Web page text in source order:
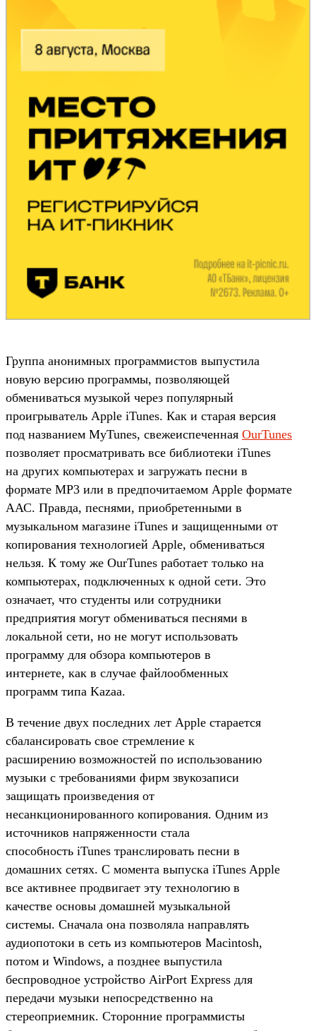
Группа анонимных программистов выпустила
новую версию программы, позволяющей
обмениваться музыкой через популярный
проигрыватель Apple iTunes. Как и старая версия
под названием MyTunes, свежеиспеченная OurTunes
позволяет просматривать все библиотеки iTunes
на других компьютерах и загружать песни в
формате МР3 или в предпочитаемом Apple формате
ААС. Правда, песнями, приобретенными в
музыкальном магазине iTunes и защищенными от
копирования технологией Apple, обмениваться
нельзя. К тому же OurTunes работает только на
компьютерах, подключенных к одной сети. Это
означает, что студенты или сотрудники
предприятия могут обмениваться песнями в
локальной сети, но не могут использовать
программу для обзора компьютеров в
интернете, как в случае файлообменных
программ типа Kazaa.
В течение двух последних лет Apple старается
сбалансировать свое стремление к
расширению возможностей по использованию
музыки с требованиями фирм звукозаписи
защищать произведения от
несанкционированного копирования. Одним из
источников напряженности стала
способность iTunes транслировать песни в
домашних сетях. С момента выпуска iTunes Apple
все активнее продвигает эту технологию в
качестве основы домашней музыкальной
системы. Сначала она позволяла направлять
аудиопотоки в сеть из компьютеров Macintosh,
потом и Windows, а позднее выпустила
беспроводное устройство AirPort Express для
передачи музыки непосредственно на
стереоприемник. Сторонние программисты